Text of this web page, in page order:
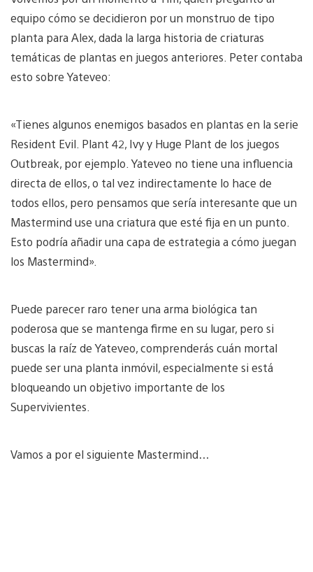
equipo cómo se decidieron por un monstruo de tipo
planta para Alex, dada la larga historia de criaturas
temáticas de plantas en juegos anteriores. Peter contaba
esto sobre Yateveo:
«Tienes algunos enemigos basados ​​en plantas en la serie
Resident Evil. Plant 42, Ivy y Huge Plant de los juegos
Outbreak, por ejemplo. Yateveo no tiene una influencia
directa de ellos, o tal vez indirectamente lo hace de
todos ellos, pero pensamos que sería interesante que un
Mastermind use una criatura que esté fija en un punto.
Esto podría añadir una capa de estrategia a cómo juegan
los Mastermind».
Puede parecer raro tener una arma biológica tan
poderosa que se mantenga firme en su lugar, pero si
buscas la raíz de Yateveo, comprenderás cuán mortal
puede ser una planta inmóvil, especialmente si está
bloqueando un objetivo importante de los
Supervivientes.
Vamos a por el siguiente Mastermind…